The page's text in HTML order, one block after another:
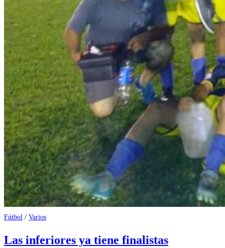
Fútbol / Varios
Las inferiores ya tiene finalistas